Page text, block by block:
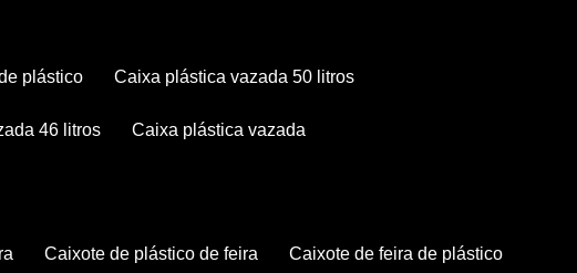
plástico caixa plástica vazada 50 litros
46 litros caixa plástica vazada
caixote de plástico de feira caixote de feira de plástico